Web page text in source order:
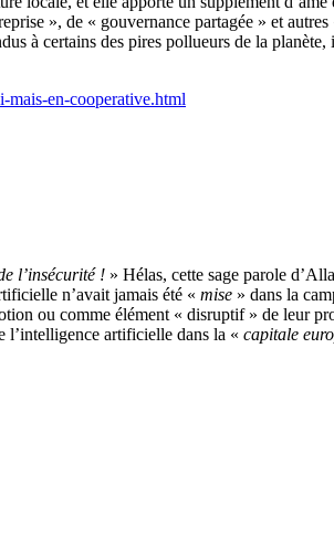
», de « gouvernance partagée » et
à certains des pires pollueurs de la
en-cooperative.html
l’insécurité ! » Hélas, cette sage parole
n’avait jamais été « mise » dans la
ou comme élément « disruptif » de leur
l’intelligence artificielle dans la « capitale